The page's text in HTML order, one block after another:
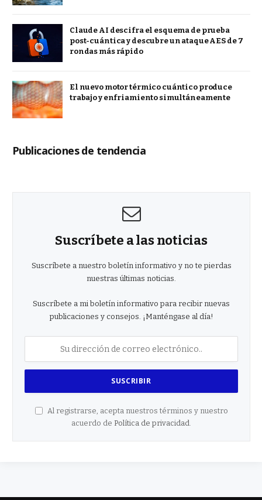
Claude AI descifra el esquema de prueba
post-cuántica y descubre un ataque AES de 7
rondas más rápido
El nuevo motor térmico cuántico produce
trabajo y enfriamiento simultáneamente
Publicaciones de tendencia
Suscríbete a las noticias
Suscríbete a nuestro boletín informativo y no te pierdas
nuestras últimas noticias.
Suscríbete a mi boletín informativo para recibir nuevas
publicaciones y consejos. ¡Manténgase al día!
Al registrarse, acepta nuestros términos y nuestro
acuerdo de Política de privacidad.